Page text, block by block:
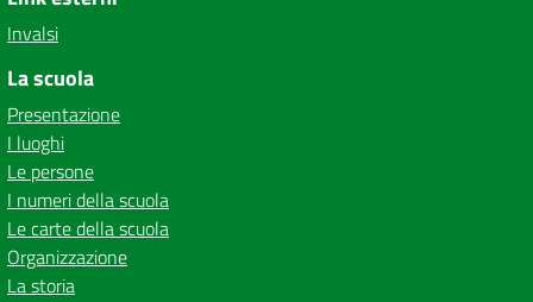
Invalsi
La scuola
Presentazione
I luoghi
Le persone
I numeri della scuola
Le carte della scuola
Organizzazione
La storia